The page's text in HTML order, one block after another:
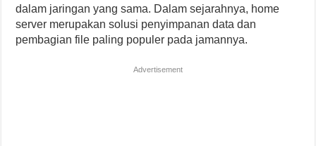
dalam jaringan yang sama. Dalam sejarahnya, home
server merupakan solusi penyimpanan data dan
pembagian file paling populer pada jamannya.
Advertisement